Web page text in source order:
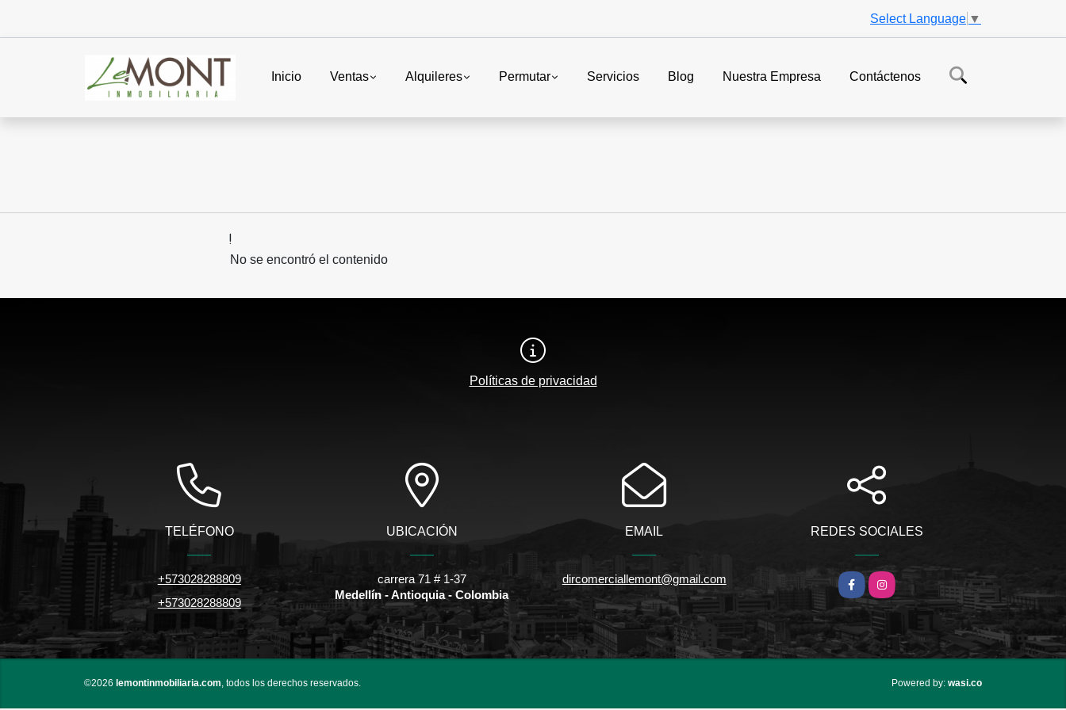
Select Language ▼
Inicio Ventas Alquileres Permutar Servicios Blog Nuestra Empresa Contáctenos
No se encontró el contenido
Políticas de privacidad
TELÉFONO
+573028288809
+573028288809
UBICACIÓN
carrera 71 # 1-37
Medellín - Antioquia - Colombia
EMAIL
dircomerciallemont@gmail.com
REDES SOCIALES
Facebook
Instagram
©2026 lemontinmobiliaria.com, todos los derechos reservados. Powered by: wasi.co